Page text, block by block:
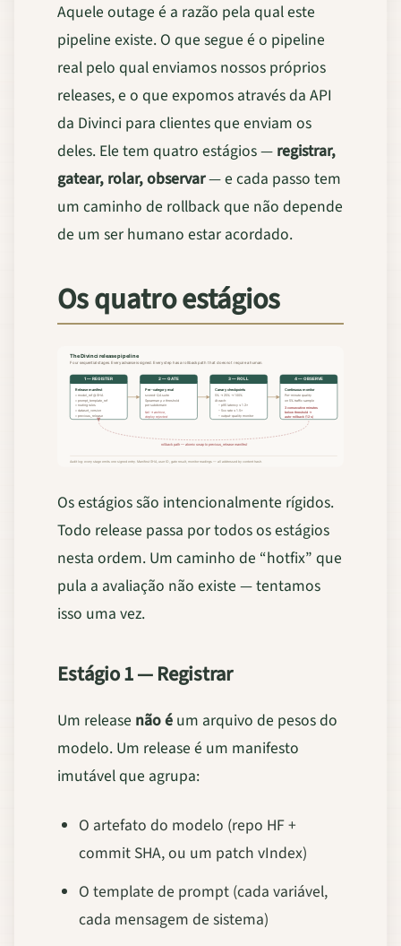
Aquele outage é a razão pela qual este
pipeline existe. O que segue é o pipeline
real pelo qual enviamos nossos próprios
releases, e o que expomos através da API
da Divinci para clientes que enviam os
deles. Ele tem quatro estágios — registrar,
gatear, rolar, observar— e cada passo tem
um caminho de rollback que não depende
de um ser humano estar acordado.
Os quatro estágios
Os estágios são intencionalmente rígidos.
Todo release passa por todos os estágios
nesta ordem. Um caminho de “hotfix” que
pula a avaliação não existe — tentamos
isso uma vez.
Estágio 1 — Registrar
Um release não é um arquivo de pesos do
modelo. Um release é um manifesto
imutável que agrupa:
O artefato do modelo (repo HF +
commit SHA, ou um patch vIndex)
O template de prompt (cada variável,
cada mensagem de sistema)